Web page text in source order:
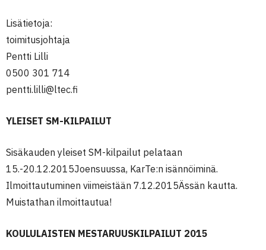
Lisätietoja:
toimitusjohtaja
Pentti Lilli
0500 301 714
pentti.lilli@ltec.fi
YLEISET SM-KILPAILUT
Sisäkauden yleiset SM-kilpailut pelataan
15.-20.12.2015Joensuussa, KarTe:n isännöiminä.
Ilmoittautuminen viimeistään 7.12.2015Ässän kautta.
Muistathan ilmoittautua!
KOULULAISTEN MESTARUUSKILPAILUT 2015